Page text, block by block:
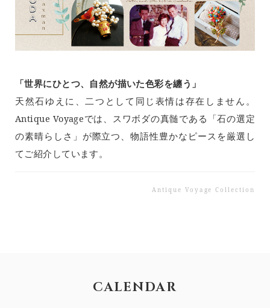
「世界にひとつ、自然が描いた色彩を纏う」
天然石ゆえに、二つとして同じ表情は存在しません。
Antique Voyageでは、スワボダの真髄である「石の選定
の素晴らしさ」が際立つ、物語性豊かなピースを厳選し
てご紹介しています。
Antique Voyage Collection
CALENDAR